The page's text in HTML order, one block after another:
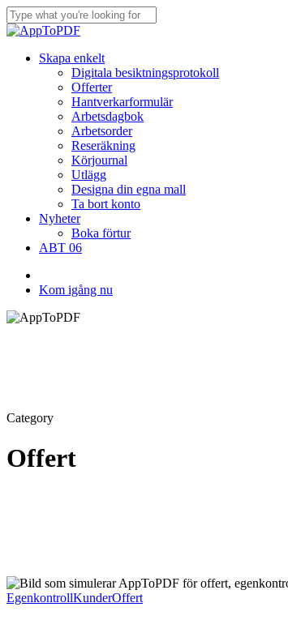
Skip
to
main
content
Close
Menu
Skapa enkelt
Digitala besiktningsprotokoll
Offerter
Hantverkarformulär
Arbetsdagbok
Arbetsorder
Reseräkning
Körjournal
Utlägg
Designa din egna mall
Ta bort konto
Nyheter
Boka förtur
ABT 06
Kom igång nu
Category
Offert
EgenkontrollKunderOffert